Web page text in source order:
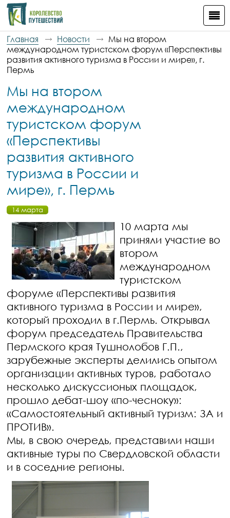
Главная Новости
Мы на втором
международном туристском форум «Перспективы
развития активного туризма в России и мире», г.
Пермь
Мы на втором
международном
туристском форум
«Перспективы
развития активного
туризма в России и
мире», г. Пермь
14 марта
10 марта мы
приняли участие во
втором
международном
туристском
форуме «Перспективы развития
активного туризма в России и мире»,
который проходил в г.Пермь. Открывал
форум председатель Правительства
Пермского края Тушнолобов Г.П.,
зарубежные эксперты делились опытом
организации активных туров, работало
несколько дискуссионых площадок,
прошло дебат-шоу «по-чесноку»:
«Самостоятельный активный туризм: ЗА и
ПРОТИВ».
Мы, в свою очередь, представили наши
активные туры по Свердловской области
и в соседние регионы.